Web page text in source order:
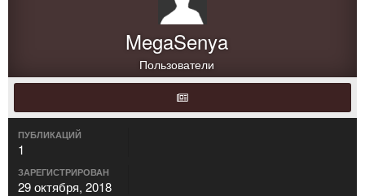
MegaSenya
Пользователи
ПУБЛИКАЦИЙ
1
ЗАРЕГИСТРИРОВАН
29 октября, 2018